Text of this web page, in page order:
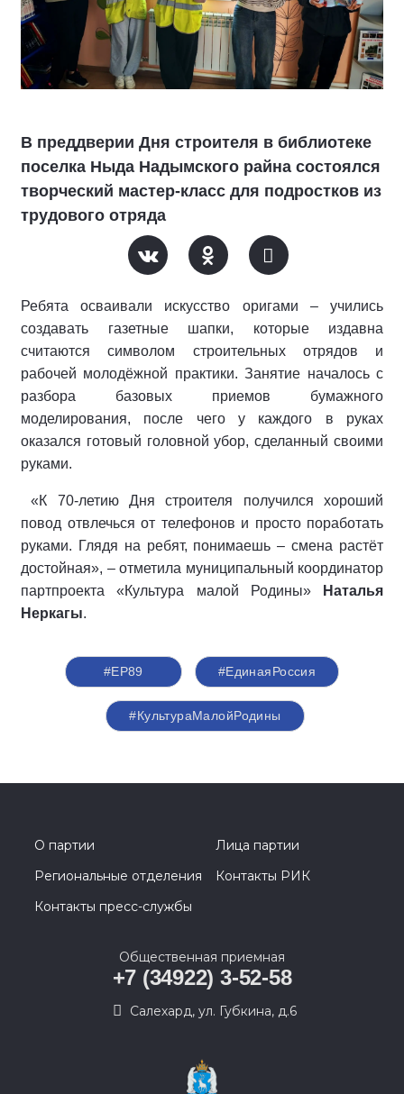
В преддверии Дня строителя в библиотеке
поселка Ныда Надымского райна состоялся
творческий мастер-класс для подростков из
трудового отряда
Ребята осваивали искусство оригами – учились
создавать газетные шапки, которые издавна
считаются символом строительных отрядов и
рабочей молодёжной практики. Занятие началось с
разбора базовых приемов бумажного
моделирования, после чего у каждого в руках
оказался готовый головной убор, сделанный своими
руками.
«К 70-летию Дня строителя получился хороший
повод отвлечься от телефонов и просто поработать
руками. Глядя на ребят, понимаешь – смена растёт
достойная», – отметила муниципальный координатор
партпроекта«Культура малой Родины»Наталья
Неркагы.
#ЕР89 #ЕдинаяРоссия
#КультураМалойРодины
О партии
Лица партии
Региональные отделения
Контакты РИК
Контакты пресс-службы
Общественная приемная
+7 (34922) 3-52-58
Салехард, ул. Губкина, д.6